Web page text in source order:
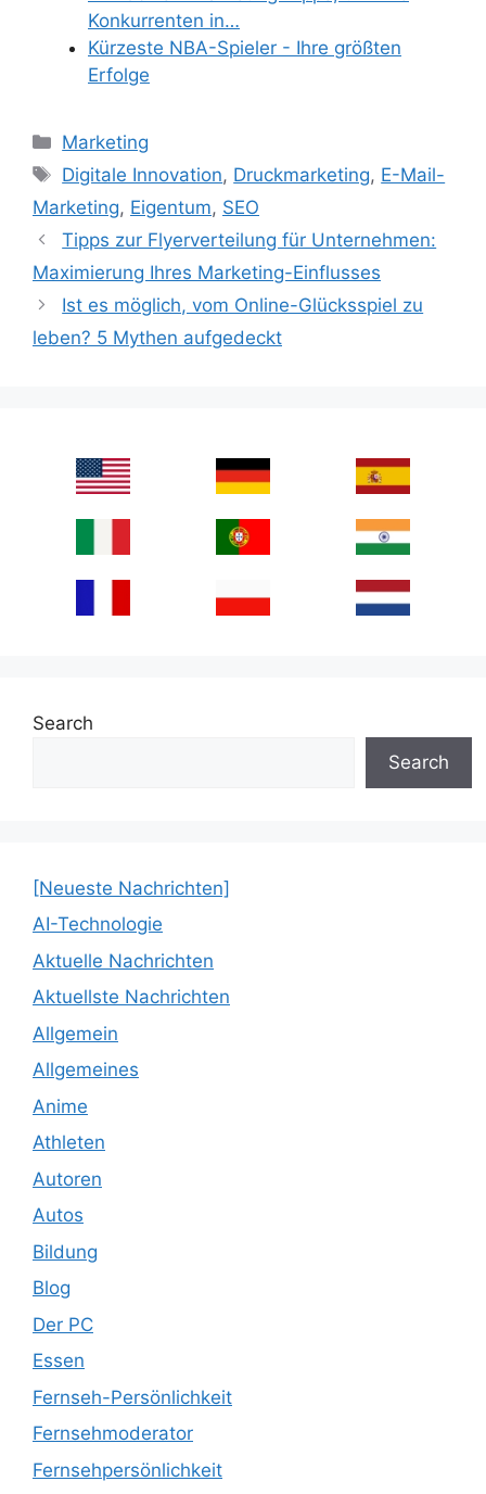
Konkurrenten in…
Kürzeste NBA-Spieler - Ihre größten
Erfolge
Categories
Marketing
Tags
Digitale Innovation, Druckmarketing, E-Mail-
Marketing, Eigentum, SEO
Tipps zur Flyerverteilung für Unternehmen:
Maximierung Ihres Marketing-Einflusses
Ist es möglich, vom Online-Glücksspiel zu
leben? 5 Mythen aufgedeckt
Search
Search
[Neueste Nachrichten]
AI-Technologie
Aktuelle Nachrichten
Aktuellste Nachrichten
Allgemein
Allgemeines
Anime
Athleten
Autoren
Autos
Bildung
Blog
Der PC
Essen
Fernseh-Persönlichkeit
Fernsehmoderator
Fernsehpersönlichkeit